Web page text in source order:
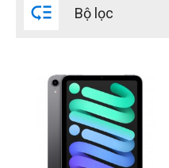
Wi-Fi Only
Wi-Fi + 5G
Dung lượng bộ nhớ
 Bộ lọc